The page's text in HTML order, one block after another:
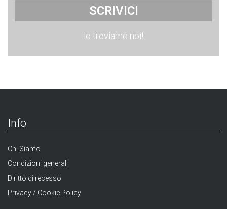
SCRIVICI
lo troviamo noi!
Info
Chi Siamo
Condizioni generali
Diritto di recesso
Privacy / Cookie Policy